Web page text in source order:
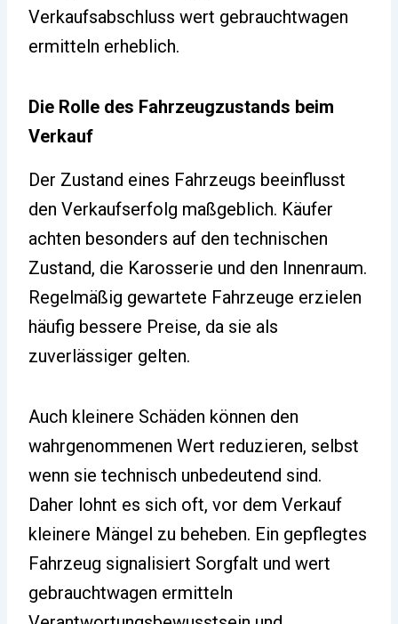
Verkaufsabschluss wert gebrauchtwagen
ermitteln erheblich.
Die Rolle des Fahrzeugzustands beim
Verkauf
Der Zustand eines Fahrzeugs beeinflusst
den Verkaufserfolg maßgeblich. Käufer
achten besonders auf den technischen
Zustand, die Karosserie und den Innenraum.
Regelmäßig gewartete Fahrzeuge erzielen
häufig bessere Preise, da sie als
zuverlässiger gelten.
Auch kleinere Schäden können den
wahrgenommenen Wert reduzieren, selbst
wenn sie technisch unbedeutend sind.
Daher lohnt es sich oft, vor dem Verkauf
kleinere Mängel zu beheben. Ein gepflegtes
Fahrzeug signalisiert Sorgfalt und wert
gebrauchtwagen ermitteln